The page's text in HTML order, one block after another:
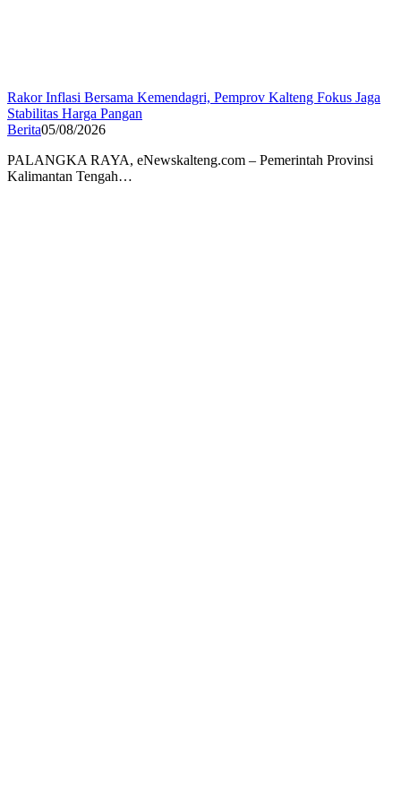
Rakor Inflasi Bersama Kemendagri, Pemprov Kalteng Fokus Jaga
Stabilitas Harga Pangan
Berita05/08/2026
PALANGKA RAYA, eNewskalteng.com – Pemerintah Provinsi
Kalimantan Tengah…